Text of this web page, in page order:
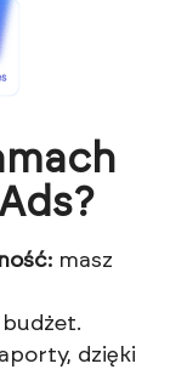
masz
dzięki